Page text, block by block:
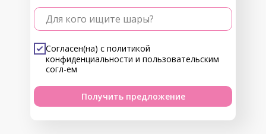
Для кого ищите шары?
Согласен(на) с политикой
конфиденциальности и пользовательским
согл-ем
Получить предложение